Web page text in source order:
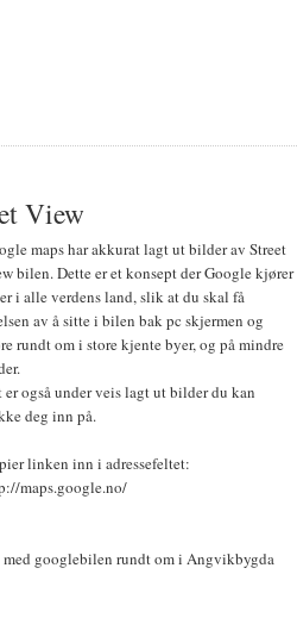
View
maps har akkurat lagt ut bilder av Street
bilen. Dette er et konsept der Google kjører
i alle verdens land, slik at du skal få
av å sitte i bilen bak pc skjermen og
rundt om i store kjente byer, og på mindre
er også under veis lagt ut bilder du kan
deg inn på.
linken inn i adressefeltet:
maps.google.no/
googlebilen rundt om i Angvikbygda